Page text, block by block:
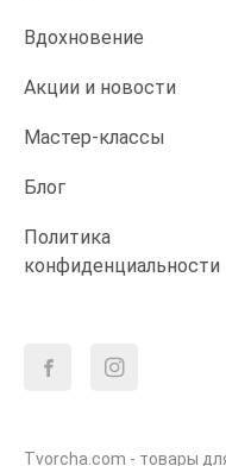
Вдохновение
Акции и новости
Мастер-классы
Блог
Политика
конфиденциальности
Tvorcha.com - товары